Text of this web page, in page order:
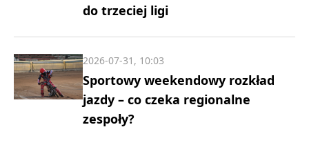
do trzeciej ligi
Sportowy weekendowy rozkład
jazdy – co czeka regionalne
zespoły?
2026-07-31, 10:03